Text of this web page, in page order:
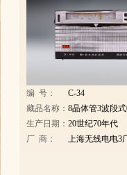
编 号：
C-34
藏品名称：8晶体管3波段
生产日期：20世纪70年代
厂 商：
上海无线电电3